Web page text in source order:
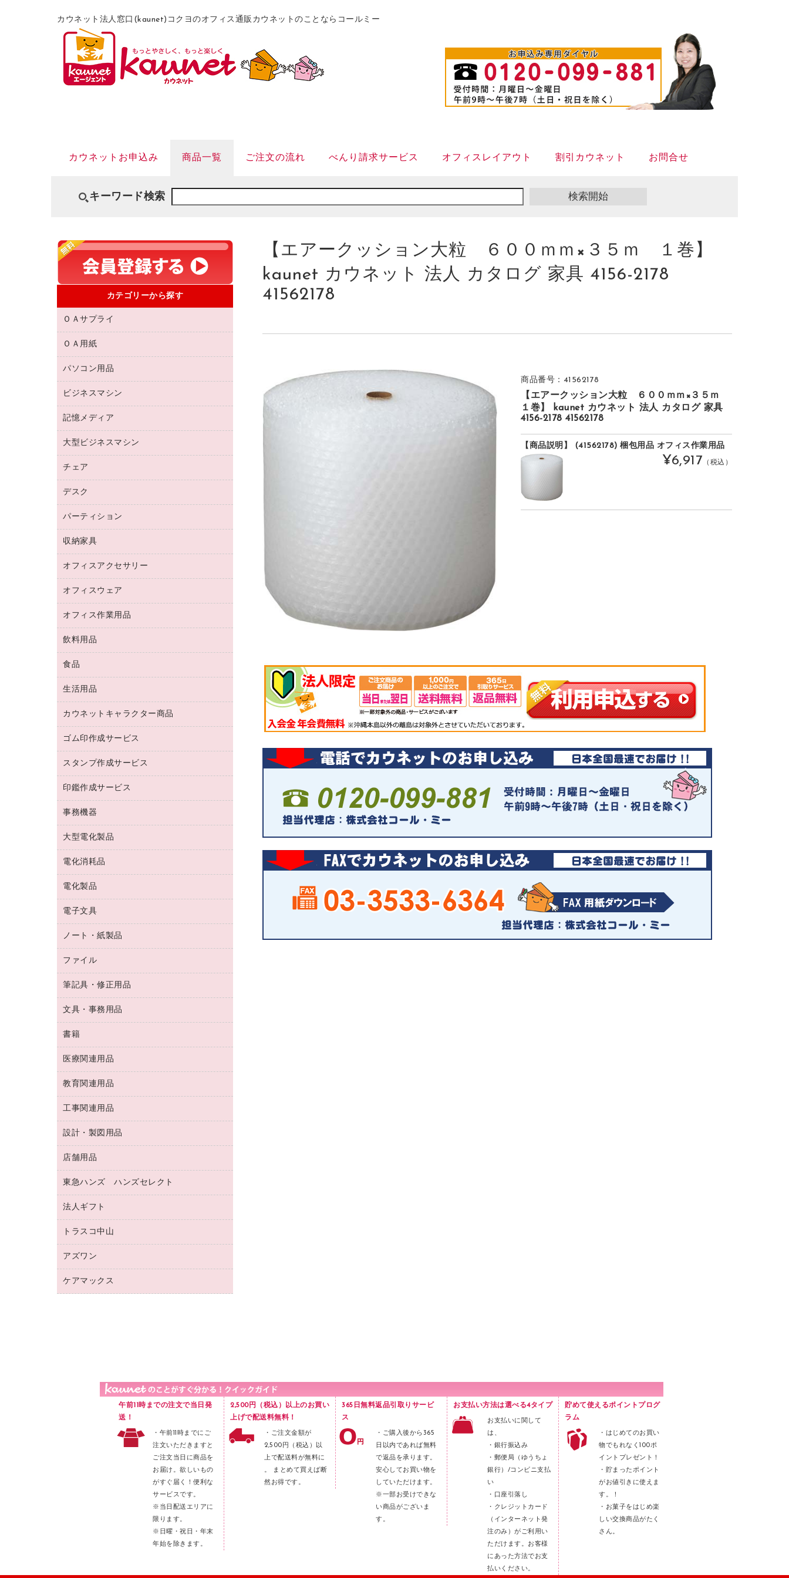
カウネット法人窓口(kaunet)コクヨのオフィス通販カウネットのことならコールミー
カウネットお申込み 商品一覧 ご注文の流れ べんり請求サービス オフィスレイアウト 割引カウネット お問合せ
キーワード検索
【エアークッション大粒 ６００ｍｍ×３５ｍ １巻】
kaunet カウネット 法人 カタログ 家具 4156-2178
41562178
商品番号：41562178
【エアークッション大粒 ６００ｍｍ×３５ｍ
１巻】 kaunet カウネット 法人 カタログ 家具
4156-2178 41562178
【商品説明】 (41562178) 梱包用品 オフィス作業用品
¥6,917 （税込）
カテゴリーから探す
ＯＡサプライ
互換インクカートリッジ
リサイクルトナー（プール方式）
リサイクルインクカートリッジ
プリンタ用リボン
トナーカートリッジ
コピートナー
インクカートリッジ
ＯＡ用紙
名刺用紙
ワープロ用紙
ラベル用紙
プロッター用紙
ハガキ用紙
その他コピー用紙・プリンタ用紙
コピー用紙
パソコン用品
パソコン周辺機器
マウスパッド
マウス
パソコンバッグ／収納用品
ネットワーク／ＬＡＮ機器
ネットワーク／ＬＡＮアクセサリー
セキュリティ用品
ＵＳＢハブ／ＵＳＢアクセサリー
ＯＡフィルター
ＯＡクリーナー／エアダスター
ＨＤＤ／ＳＳＤ
ディスプレイモニター
ビジネスマシン
電話機
レーザープリンタ／複合機
メモリーカード
プロジェクタ
ファクシミリ
デジタルカメラ
スキャナー
コピー機
記憶メディア
ブルーレイディスク
ＣＤ－ＲＷ
ＣＤ－Ｒ
メディア収納用品
大型ビジネスマシン
プリンタ
チェア
応接イス・ベンチ
オフィスチェア
デスク
ミーティングテーブル
デスク
カウンター
パーティション
ホワイトボード・黒板
収納家具
保管庫・書庫
ロッカー・下駄箱
その他収納
オフィスアクセサリー
オフィスアクセサリー
オフィスウェア
医療・介護・ワーキングウェア
ブラウス・シャツ
アウター
オフィス作業用品
養生用品
防災用備蓄食品・飲料
台車・脚立
倉庫収納用品
作業用雑貨
梱包用品
梱包用テープ
園芸用品
ペット用品
飲料用品
緑茶飲料
茶葉・インスタント
紅茶・バラエティ飲料
レギュラーコーヒー
ミルク・シュガー
ソフトドリンク
コーヒーメーカー・備品
インスタントコーヒー
食品
食品
生活用品
浴室用品
台所用洗剤
掃除用品
掃除用洗剤
洗濯用品
消臭・芳香剤
殺虫剤
飲食用消耗品
ハンドソープ・石鹸
トイレ用品
トイレ用洗剤
ティッシュペーパー
ダストボックス
タオル・アメニティ用品
スリッパ・サンダル・シューズ
スポーツ・レジャー用品
ゴミ袋
キッチン用品
食品添加物製品
カウネットキャラクター商品
カウネットキャラクター商品
ゴム印作成サービス
ゴム印作成サービス
ゴム印（一行印）作成サービス
ゴム印（フリーサイズ印）作成サービス
スタンプ作成サービス
シヤチハタスタンプ作成サービス
カウネットスタンプ作成サービス
印鑑作成サービス
印鑑作成サービス
事務機器
大型シュレッダー（共配）
レーザーポインター
ラミネートフィルム
ラミネータ
タイムレコーダー
シュレッダ
ＯＨＰ用品
大型電化製品
冷蔵庫・キッチン・調理家電
テレビ・ＡＶ機器
電化消耗品
電球・蛍光灯
乾電池・充電池
フィルム・カメラ用品
デスクライト
アルバム
電化製品
掃除機・クリーナー
空調・季節家電
その他電化製品
キッチン・調理家電
ＯＡタップ／延長コード
電子文具
電卓
ラベルテープ
その他電子文具
ノート・紙製品
封筒
伝票
典礼用品
帳簿
額縁
各種用紙
ルーズリーフ
ファイル
名刺整理用品
板目表紙・綴込表紙
背幅が伸びるファイル
統一伝票用ファイル
収納保存用品
レターファイル
リングファイル
プレゼン用ファイル
ファイルボックス
パイプ式ファイル
その他ファイル
クリヤーホルダー
クリヤーブック（差替式）
クリヤーブック（固定式）
２穴リフィル・２穴インデックス
筆記具・修正用品
万年筆
消しゴム
修正液・修正ペン
修正テープ
鉛筆
マーキングペン（油性）
マーキングペン（水性）
ボールペン（油性）
ボールペン（ゲルインク）
シャープペンシル用替芯
文具・事務用品
輪ゴム
両面テープ
名札
保管・整理用品
壁面／足元収納
備品／小物ケース
透明テープ 事務用
電話台
針なしステープラー
紙めくり
裁断機
レターケース
ラベル類
メンディングテープ
メッシュケース／ペンケース
ブックエンド／ブックスタンド
書籍
パソコンソフト
医療関連用品
保健用品
使い捨て手袋
感染症対策用品
介護用品
医療関連用品
品）
教育関連用品
教育関連用品
工事関連用品
工事関連用品
設計・製図用品
設計・製図用品
店舗用品
店舗運営用品
陳列什器
紙手提げ袋
レジ・ポリ袋
ディスプレイ用品
カウンター／お会計用品
東急ハンズ ハンズセレクト
東急ハンズ
法人ギフト
高島屋
高島屋（食品・飲料）
カウネットギフト（食品・飲料）
トラスコ中山
建築・作業用品
アズワン
医療・介護用品（食品・飲料・食添製
品）
ケアマックス
午前11時までの注文で当日発
送！
・午前11時までにご
注文いただきますと
ご注文当日に商品を
お届け。欲しいもの
がすぐ届く！便利な
サービスです。
※当日配送エリアに
限ります。
※日曜・祝日・年末
年始を除きます。
2,500円（税込）以上のお買い
上げで配送料無料！
・ご注文金額が
2,500円（税込）以
上で配送料が無料に
。 まとめて買えば断
然お得です。
365日無料返品引取りサービ
ス
・ご購入後から365
日以内であれば無料
で返品を承ります。
安心してお買い物を
していただけます。
※一部お受けできな
い商品がございま
す。
お支払い方法は選べる4タイプ
お支払いに関して
は、
・銀行振込み
・郵便局（ゆうちょ
銀行）/コンビニ支払
い
・口座引落し
・クレジットカード
（インターネット発
注のみ）がご利用い
ただけます。お客様
にあった方法でお支
払いください。
貯めて使えるポイントプログ
ラム
・はじめてのお買い
物でもれなく100ポ
イントプレゼント！
・貯まったポイント
がお値引きに使えま
す。！
・お菓子をはじめ楽
しい交換商品がたく
さん。